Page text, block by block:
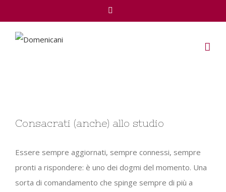
Larger
Consacrati (anche) allo studio
Essere sempre aggiornati, sempre connessi, sempre
pronti a rispondere: è uno dei dogmi del momento. Una
sorta di comandamento che spinge sempre di più a